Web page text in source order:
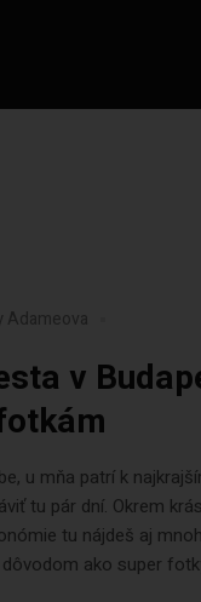
Adameova
v
u mňa patrí k
tu pár dní. Okrem
tu nájdeš aj
ako super